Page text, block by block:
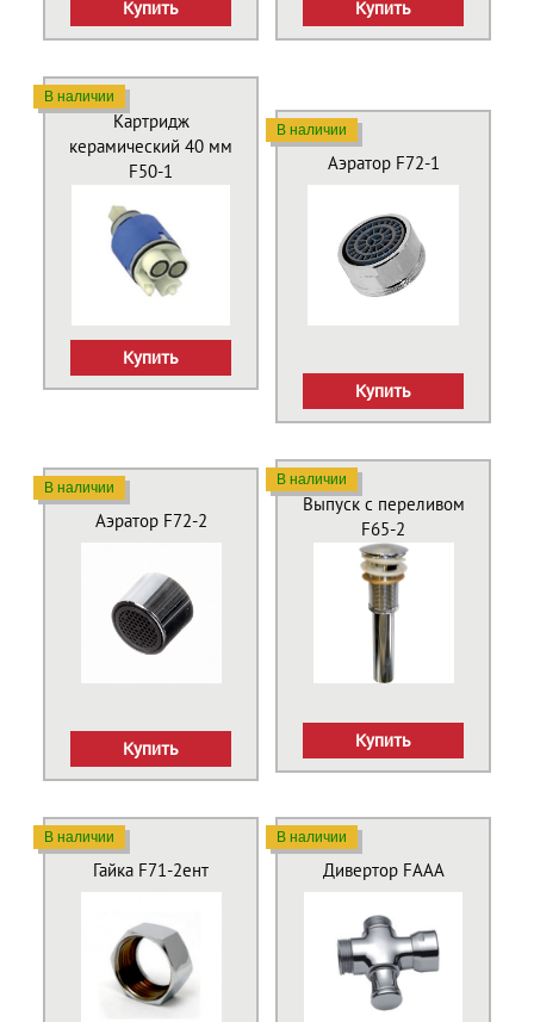
Купить Купить
Картридж
керамический 40 мм
F50-1
В наличии
Купить
Аэратор F72-1
В наличии
Купить
Аэратор F72-2
В наличии
Купить
Выпуск с переливом
F65-2
В наличии
Купить
Гайка F71-2ент
В наличии
Дивертор FААА
В наличии